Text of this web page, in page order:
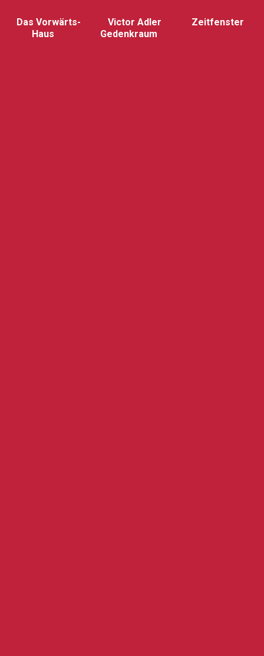
Das Vorwärts-
Haus
Victor Adler
Gedenkraum
Zeitfenster